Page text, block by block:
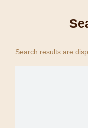
Search results are